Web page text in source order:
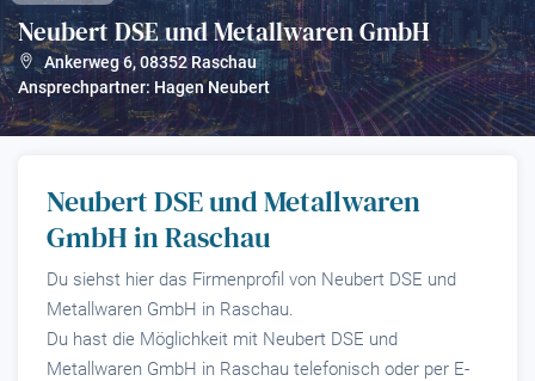
Neubert DSE und Metallwaren GmbH ?
Ankerweg 6,08352 Raschau
Ansprechpartner: Hagen Neubert
Neubert DSE und Metallwaren
GmbH in Raschau
Du siehst hier das Firmenprofil von Neubert DSE und
Metallwaren GmbH in Raschau.
Du hast die Möglichkeit mit Neubert DSE und
Metallwaren GmbH in Raschau telefonisch oder per E-